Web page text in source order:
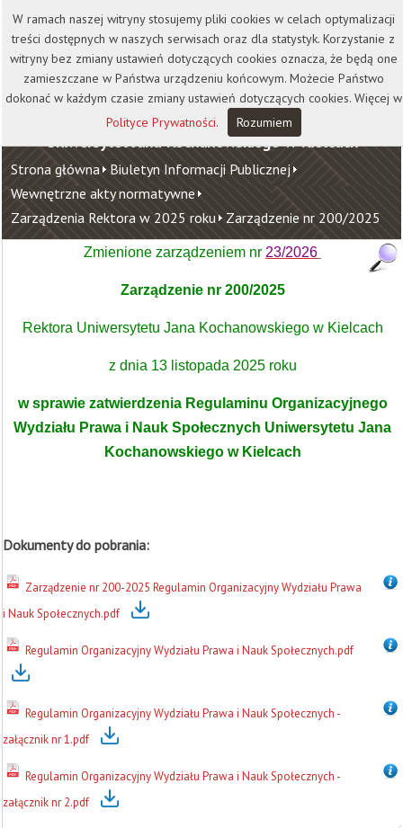
Kontakt Biblioteka
Wydawnictwo
Wirtualna Uczelnia
Uniwersytet Jana Kochanowskiego w Kielcach
Strona główna Biuletyn Informacji Publicznej
Wewnętrzne akty normatywne
Zarządzenia Rektora w 2025 roku Zarządzenie nr 200/2025
Zmienione zarządzeniem nr 23/2026
Zarządzenie nr 200/2025
Rektora Uniwersytetu Jana Kochanowskiego w Kielcach
z dnia 13 listopada 2025 roku
w sprawie zatwierdzenia Regulaminu Organizacyjnego
Wydziału Prawa i Nauk Społecznych Uniwersytetu Jana
Kochanowskiego w Kielcach
Dokumenty do pobrania:
Zarządzenie nr 200-2025 Regulamin Organizacyjny Wydziału Prawa
i Nauk Społecznych.pdf
Regulamin Organizacyjny Wydziału Prawa i Nauk Społecznych.pdf
Regulamin Organizacyjny Wydziału Prawa i Nauk Społecznych -
załącznik nr 1.pdf
Regulamin Organizacyjny Wydziału Prawa i Nauk Społecznych -
załącznik nr 2.pdf
W ramach naszej witryny stosujemy pliki cookies w celach optymalizacji
treści dostępnych w naszych serwisach oraz dla statystyk. Korzystanie z
witryny bez zmiany ustawień dotyczących cookies oznacza, że będą one
zamieszczane w Państwa urządzeniu końcowym. Możecie Państwo
dokonać w każdym czasie zmiany ustawień dotyczących cookies. Więcej w
Polityce Prywatności. Rozumiem